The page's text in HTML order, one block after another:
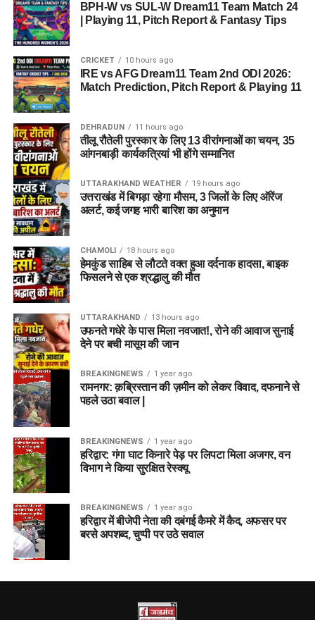
BPH-W vs SUL-W Dream11 Team Match 24
| Playing 11, Pitch Report & Fantasy Tips
CRICKET 10 hours ago
IRE vs AFG Dream11 Team 2nd ODI 2026:
Match Prediction, Pitch Report & Playing 11
DEHRADUN 11 hours ago
तीलू रौतेली पुरस्कार के लिए 13 वीरांगनाओं का चयन, 35
आंगनबाड़ी कार्यकत्रियां भी होंगे सम्मानित
UTTARAKHAND WEATHER 19 hours ago
उत्तराखंड में बिगड़ा रहेगा मौसम, 3 जिलों के लिए ऑरेंज
अलर्ट, कई जगह भारी बारिश का अनुमान
CHAMOLI 18 hours ago
हेमकुंड साहिब से लौटते वक्त हुआ दर्दनाक हादसा, बाइक
फिसलने से एक श्रद्धालु की मौत
UTTARAKHAND 13 hours ago
उफनते गधेरे के पास मिला नवजात!, रोने की आवाज सुनाई
देने पर बची मासूम की जान
BREAKINGNEWS 1 year ago
रामनगर: क़ब्रिस्तान की ज़मीन को लेकर विवाद, दफनाने से
पहले उठा बवाल |
BREAKINGNEWS 1 year ago
हरिद्वार: गंगा घाट किनारे पेड़ पर लिपटा मिला अजगर, वन
विभाग ने किया सुरक्षित रेस्क्यू
BREAKINGNEWS 1 year ago
हरिद्वार में बीजेपी नेता की दबंगई कैमरे में कैद, अफसर पर
बरसे अपशब्द, चुप्पी पर उठे सवाल